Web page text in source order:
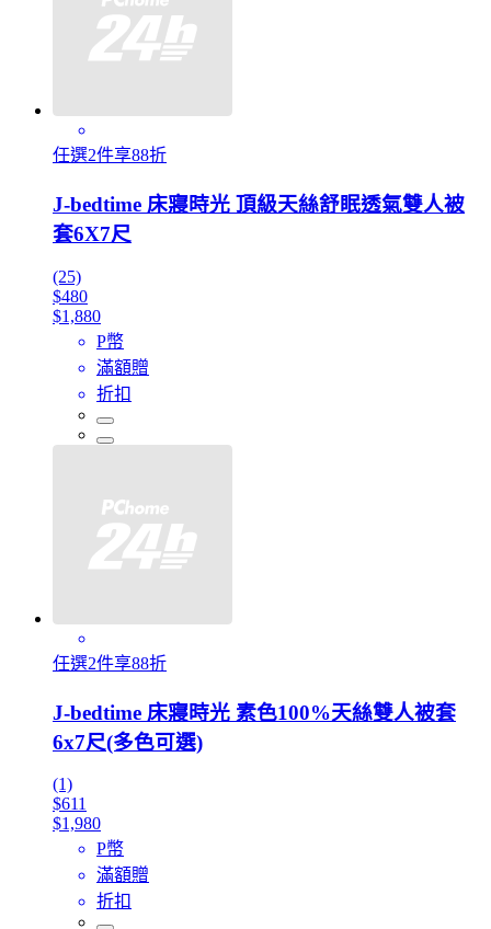
任選2件享88折
J-bedtime 床寢時光 頂級天絲舒眠透氣雙人被
套6X7尺
(25)
$480
$1,880
P幣
滿額贈
折扣
任選2件享88折
J-bedtime 床寢時光 素色100%天絲雙人被套
6x7尺(多色可選)
(1)
$611
$1,980
P幣
滿額贈
折扣